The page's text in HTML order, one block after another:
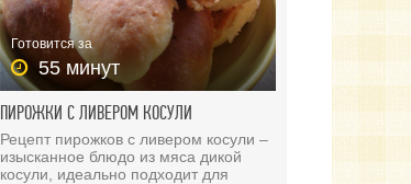
Готовится за
55 минут
ПИРОЖКИ С ЛИВЕРОМ КОСУЛИ
Рецепт пирожков с ливером косули –
изысканное блюдо из мяса дикой
косули, идеально подходит для